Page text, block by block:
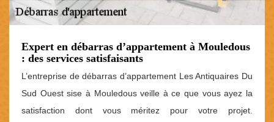
Expert en débarras d’appartement à Mouledous
: des services satisfaisants
L’entreprise de débarras d’appartement Les Antiquaires Du
Sud Ouest sise à Mouledous veille à ce que vous ayez la
satisfaction dont vous méritez pour votre projet.